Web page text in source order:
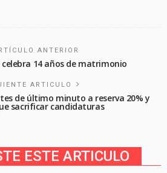
ANTERIOR
celebra 14 años de matrimonio
ARTICULO
de último minuto a reserva 20% y
sacrificar candidaturas
ESTE ARTICULO